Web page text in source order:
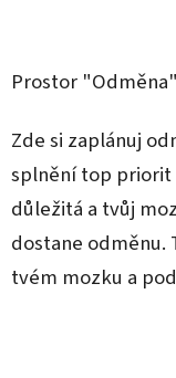
Prostor "Odměna"
Zde si zaplánuj
splnění top priorit
důležitá a tvůj
dostane
tvém mozku a